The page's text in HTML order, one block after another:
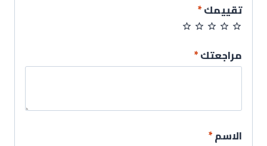
تقييمك*
مراجعتك*
الاسم*